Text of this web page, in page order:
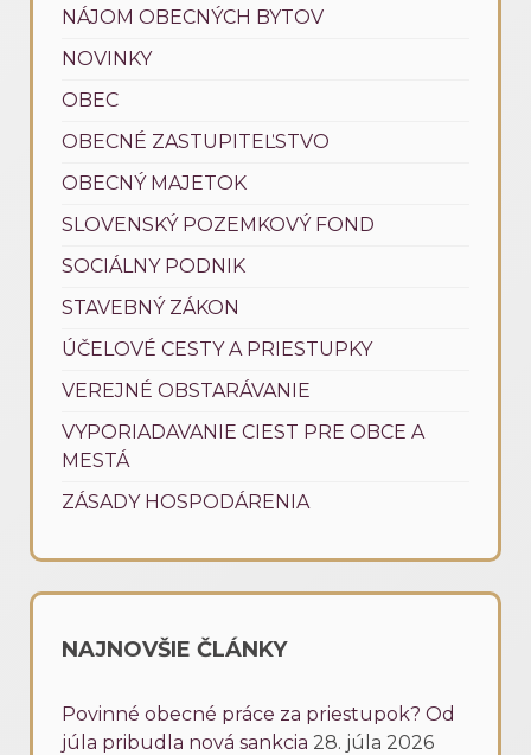
NÁJOM OBECNÝCH BYTOV
NOVINKY
OBEC
OBECNÉ ZASTUPITEĽSTVO
OBECNÝ MAJETOK
SLOVENSKÝ POZEMKOVÝ FOND
SOCIÁLNY PODNIK
STAVEBNÝ ZÁKON
ÚČELOVÉ CESTY A PRIESTUPKY
VEREJNÉ OBSTARÁVANIE
VYPORIADAVANIE CIEST PRE OBCE A
MESTÁ
ZÁSADY HOSPODÁRENIA
NAJNOVŠIE ČLÁNKY
Povinné obecné práce za priestupok? Od
júla pribudla nová sankcia 28. júla 2026